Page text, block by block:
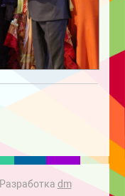
Разработка dm